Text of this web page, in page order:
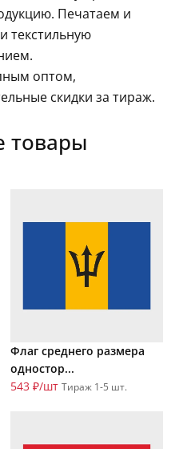
Печатаем и
текстильную
оптом,
скидки за тираж.
товары
Флаг среднего размера
одностор...
543 ₽/шт Тираж 1-5 шт.